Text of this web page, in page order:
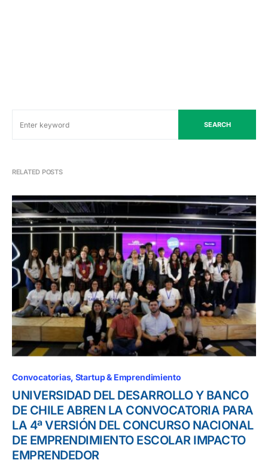
SEARCH
RELATED POSTS
Convocatorias Startup & Emprendimiento
UNIVERSIDAD DEL DESARROLLO Y BANCO
DE CHILE ABREN LA CONVOCATORIA PARA
LA 4ª VERSIÓN DEL CONCURSO NACIONAL
DE EMPRENDIMIENTO ESCOLAR IMPACTO
EMPRENDEDOR